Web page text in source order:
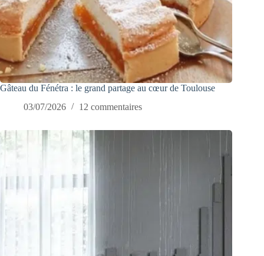
Gâteau du Fénétra : le grand partage au cœur de Toulouse
03/07/2026
12 commentaires